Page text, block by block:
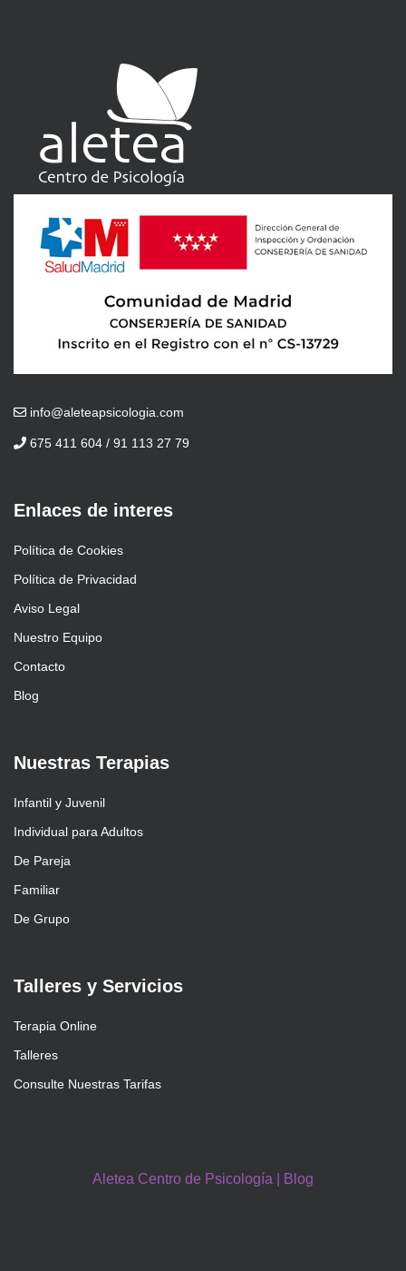
info@aleteapsicologia.com
675 411 604 / 91 113 27 79
Enlaces de interes
Política de Cookies
Política de Privacidad
Aviso Legal
Nuestro Equipo
Contacto
Blog
Nuestras Terapias
Infantil y Juvenil
Individual para Adultos
De Pareja
Familiar
De Grupo
Talleres y Servicios
Terapia Online
Talleres
Consulte Nuestras Tarifas
Aletea Centro de Psicología | Blog